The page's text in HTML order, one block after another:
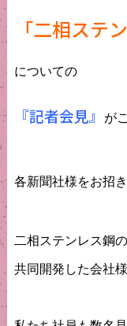
「二相ステ
についての
『記者会見』 が
各新聞社様をお招
二相ステンレス鋼
共同開発した会社